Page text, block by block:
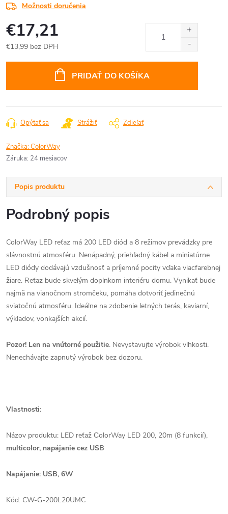
Možnosti doručenia
€17,21
€13,99 bez DPH
PRIDAŤ DO KOŠÍKA
Opýtať sa Strážiť Zdieľať
Značka:ColorWay
Záruka: 24 mesiacov
Popis produktu
Podrobný popis
ColorWay LED reťaz má 200 LED diód a 8 režimov prevádzky pre
slávnostnú atmosféru. Nenápadný, priehľadný kábel a miniatúrne
LED diódy dodávajú vzdušnosť a príjemné pocity vďaka viacfarebnej
žiare. Reťaz bude skvelým doplnkom interiéru domu. Vynikať bude
najmä na vianočnom stromčeku, pomáha dotvoriť jedinečnú
sviatočnú atmosféru. Ideálne na zdobenie letných terás, kaviarní,
výkladov, vonkajších akcií.
Pozor! Len na vnútorné použitie. Nevystavujte výrobok vlhkosti.
Nenechávajte zapnutý výrobok bez dozoru.
Vlastnosti:
Názov produktu: LED reťaž СolorWay LED 200, 20m (8 funkcií),
multicolor, napájanie cez USB
Napájanie: USB, 6W
Kód: CW-G-200L20UMC